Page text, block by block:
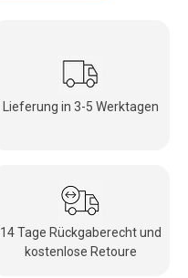
Lieferung in 3-5 Werktagen
14 Tage Rückgaberecht und
kostenlose Retoure